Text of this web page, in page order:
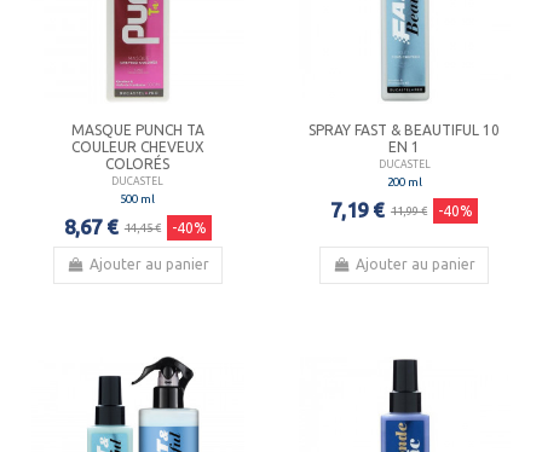
MASQUE PUNCH TA
COULEUR CHEVEUX
COLORÉS
DUCASTEL
500 ml
8,67 € 14,45 € -40%
Ajouter au panier
SPRAY FAST & BEAUTIFUL 10
EN 1
DUCASTEL
200 ml
7,19 € 11,99 € -40%
Ajouter au panier